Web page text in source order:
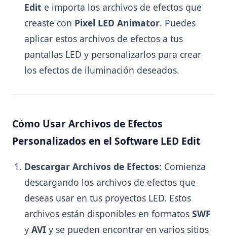
Edit e importa los archivos de efectos que
creaste con Pixel LED Animator. Puedes
aplicar estos archivos de efectos a tus
pantallas LED y personalizarlos para crear
los efectos de iluminación deseados.
Cómo Usar Archivos de Efectos
Personalizados en el Software LED Edit
Descargar Archivos de Efectos: Comienza
descargando los archivos de efectos que
deseas usar en tus proyectos LED. Estos
archivos están disponibles en formatos SWF
y AVI y se pueden encontrar en varios sitios